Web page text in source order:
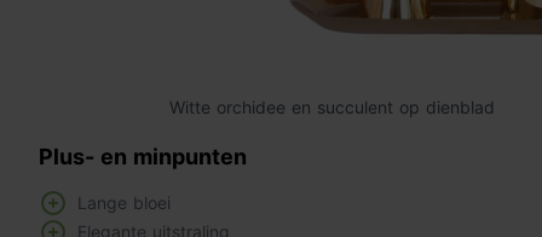
Witte orchidee en succulent op dienblad
Plus- en minpunten
Lange bloei
Elegante uitstraling